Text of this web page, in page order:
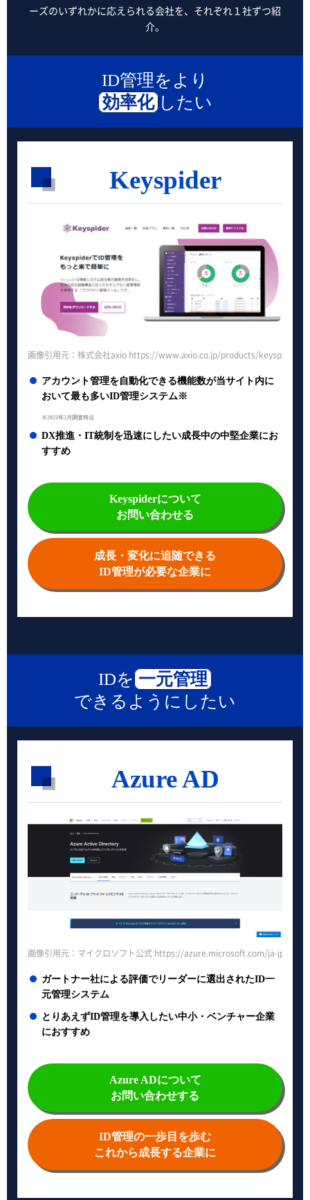
ーズのいずれかに応えられる会社を、それぞれ１社ずつ紹
介。
ID管理をより
効率化 したい
Keyspider
画像引用元：株式会社axio https://www.axio.co.jp/products/keyspider/
アカウント管理を自動化できる機能数が当サイト内に
おいて最も多いID管理システム※
※2021年3月調査時点
DX推進・IT統制を迅速にしたい成長中の中堅企業にお
すすめ
Keyspiderについて
お問い合わせる
成長・変化に追随できる
ID管理が必要な企業に
IDを 一元管理
できるようにしたい
Azure AD
画像引用元：マイクロソフト公式 https://azure.microsoft.com/ja-jp/
ガートナー社による評価でリーダーに選出されたID一
元管理システム
とりあえずID管理を導入したい中小・ベンチャー企業
におすすめ
Azure ADについて
お問い合わせする
ID管理の一歩目を歩む
これから成長する企業に